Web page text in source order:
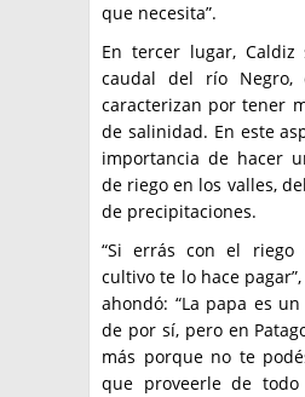
que necesita”.
En tercer lugar, Caldiz
caudal del río Negro,
caracterizan por tener
de salinidad. En este
importancia de hacer
de riego en los valles,
de precipitaciones.
“Si errás con el
cultivo te lo hace
ahondó: “La papa es
de por sí, pero en
más porque no te
que proveerle de